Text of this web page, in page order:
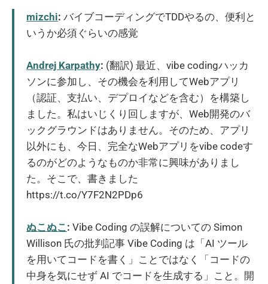
mizchi: バイブコーディングでTDDやるの、便利と
いうか必須ぐらいの感覚
Andrej Karpathy: (翻訳) 最近、vibe codingハッカ
ソンに参加し、その機会を利用してWebアプリ
（認証、支払い、デプロイなどを含む）を構築し
ました。私はいじくり回しますが、Web開発のバ
ックグラウンドはありません。そのため、アプリ
以外にも、今日、完全なWebアプリをvibe codeす
るのがどのようなものか非常に興味がありまし
た。そこで、書きました
https://t.co/Y7F2N2PDp6
ぬこぬこ: Vibe Coding の誤解についての Simon
Willison 氏の批判記事 Vibe Coding は「AI ツール
を用いてコードを書く」ことではなく「コードの
中身を気にせず AI でコードを生成する」こと。開